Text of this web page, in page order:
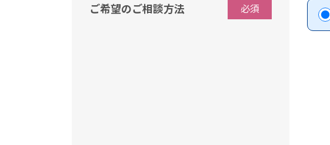
ご希望のご相談方法 必須